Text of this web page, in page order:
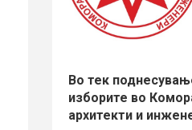
Во тек
изборите во
архитекти и